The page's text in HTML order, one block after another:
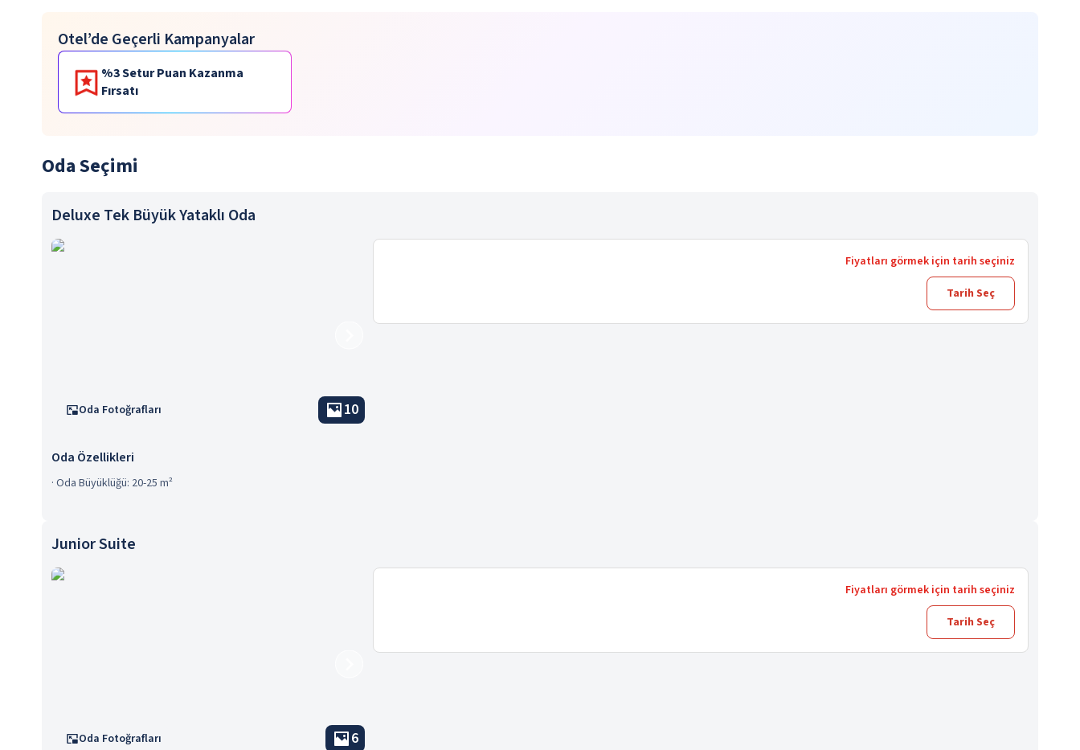
Otel’de Geçerli Kampanyalar
%3 Setur Puan Kazanma
Fırsatı
Oda Seçimi
Deluxe Tek Büyük Yataklı Oda
Oda Fotoğrafları 10
Oda Özellikleri
· Oda Büyüklüğü: 20-25 m²
Fiyatları görmek için tarih seçiniz
Tarih Seç
Junior Suite
Oda Fotoğrafları 6
Fiyatları görmek için tarih seçiniz
Tarih Seç